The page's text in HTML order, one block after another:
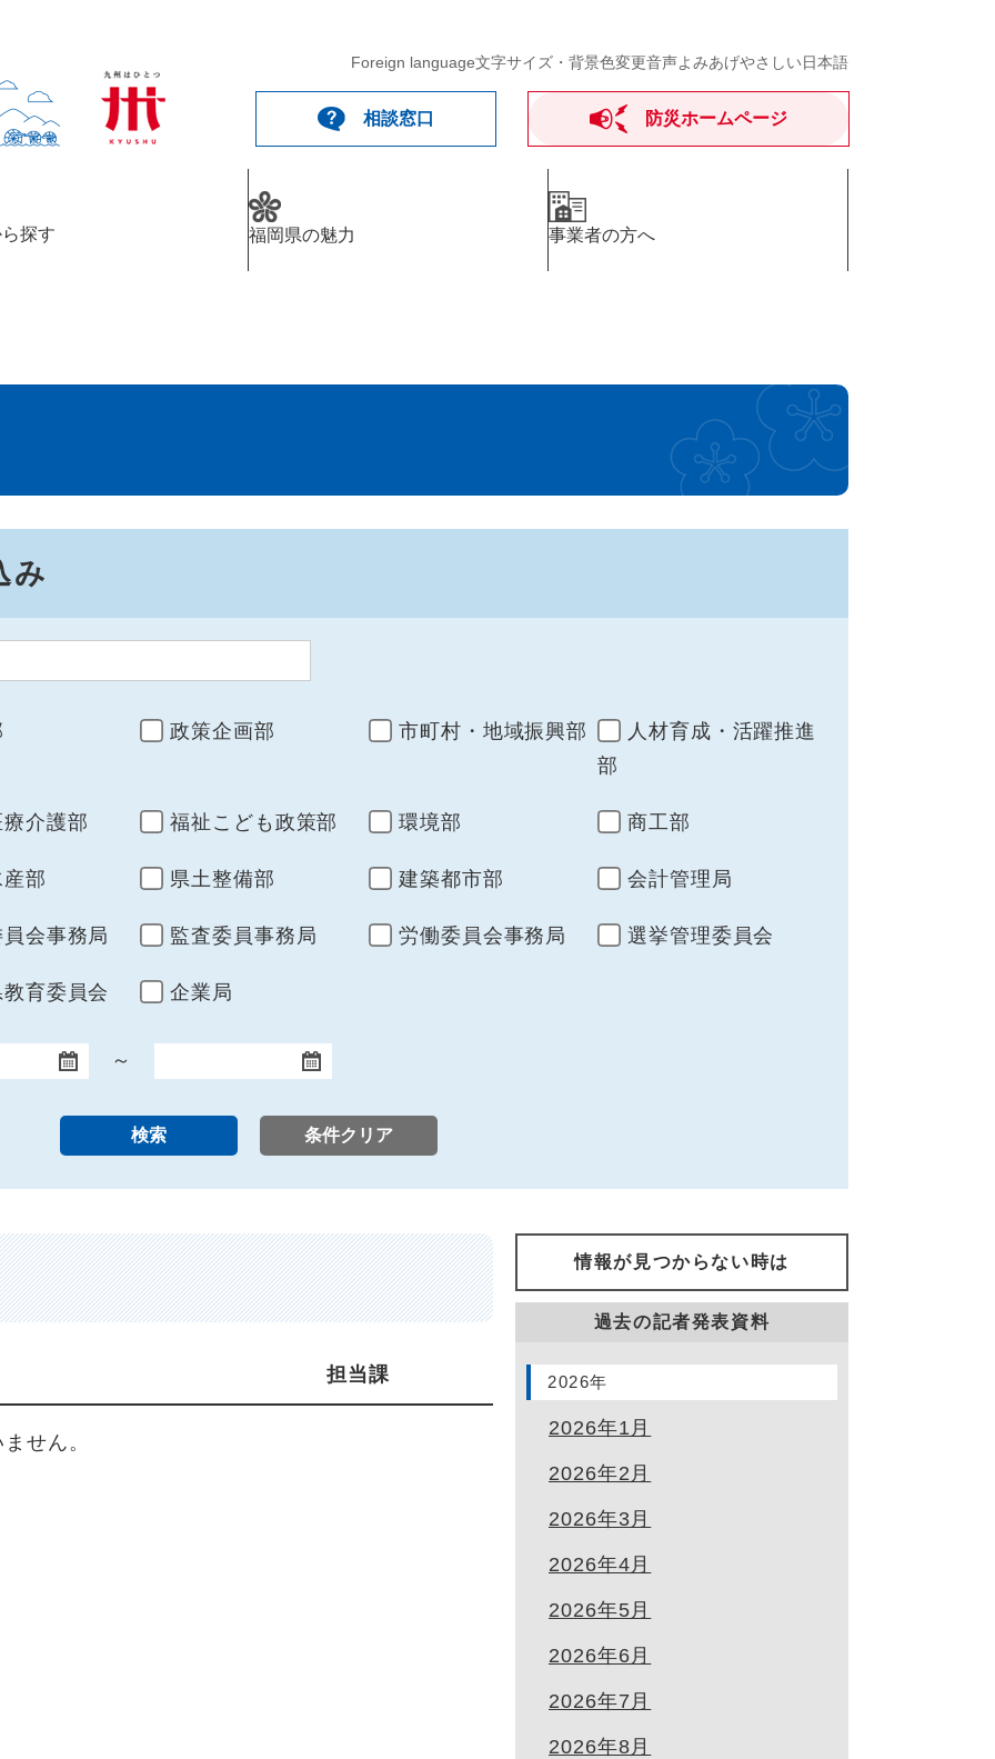
Foreign language文字サイズ・背景色変更音声よみあげやさしい日本語
相談窓口 防災ホームページ
探す 福岡県の魅力 事業者の方へ
み
政策企画部 市町村・地域振興部
人材育成・活躍推進
部
介護部 福祉こども政策部 環境部 商工部
部 県土整備部 建築都市部 会計管理局
員会事務局 監査委員事務局 労働委員会事務局 選挙管理委員会
育委員会 企業局
～
終了日
担当課
せん。
情報が見つからない時は
過去の記者発表資料
2026年
2026年1月
2026年2月
2026年3月
2026年4月
2026年5月
2026年6月
2026年7月
2026年8月